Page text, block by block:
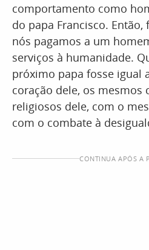
comportamento como
do papa Francisco.
nós pagamos a um
serviços à humanidade.
próximo papa fosse igual
coração dele, os mesmos
religiosos dele, com o
com o combate à
CONTINUA APÓS A